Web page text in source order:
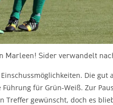
Marleen! Sider verwandelt
Die
für Grün-Weiß. Zur
Treffer gewünscht, doch es